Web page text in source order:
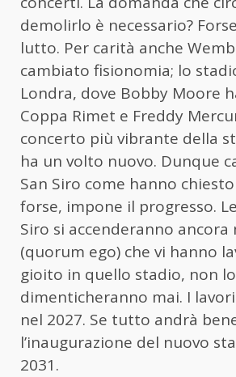
demolirlo è necessario?
lutto. Per carità anche
cambiato fisionomia; lo
Londra, dove Bobby Moore
Coppa Rimet e Freddy
concerto più vibrante della
ha un volto nuovo. Dunque
San Siro come hanno
forse, impone il progresso.
Siro si accenderanno
(quorum ego) che vi hanno
gioito in quello stadio, non lo
dimenticheranno mai. I
nel 2027. Se tutto andrà
l’inaugurazione del nuovo
2031.